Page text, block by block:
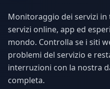
Monitoraggio dei servizi
servizi online, app ed
mondo. Controlla se i siti
problemi del servizio e
interruzioni con la nostra
completa.